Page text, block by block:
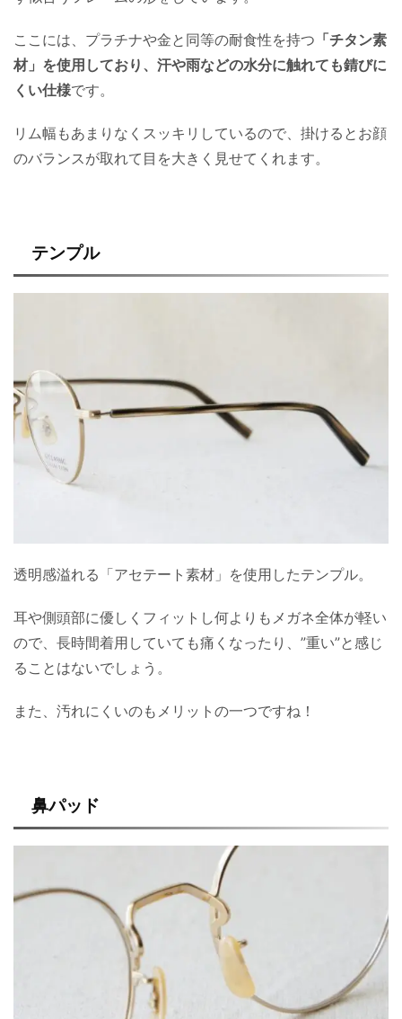
ここには、プラチナや金と同等の耐食性を持つ 「チタン素
材」を使用しており、汗や雨などの水分に触れても錆びに
くい仕様です。
リム幅もあまりなくスッキリしているので、掛けるとお顔
のバランスが取れて目を大きく見せてくれます。
テンプル
透明感溢れる「アセテート素材」を使用したテンプル。
耳や側頭部に優しくフィットし何よりもメガネ全体が軽い
ので、長時間着用していても痛くなったり、”重い”と感じ
ることはないでしょう。
また、汚れにくいのもメリットの一つですね！
鼻パッド